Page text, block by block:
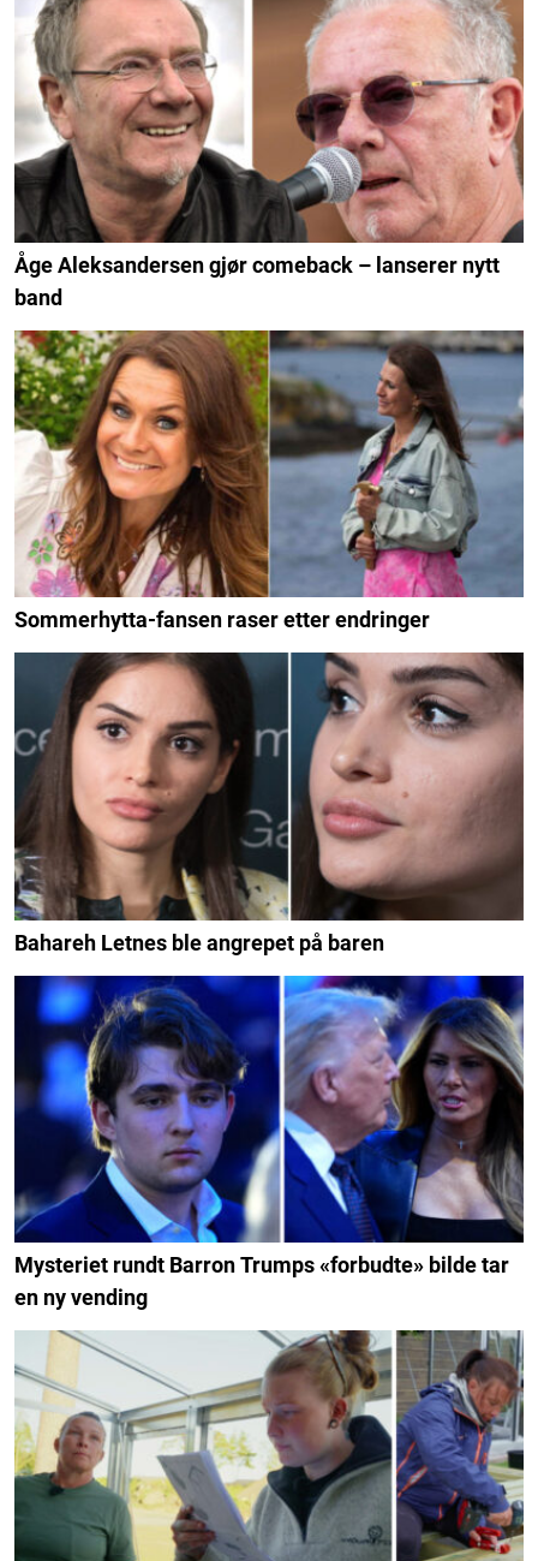
Åge Aleksandersen gjør comeback – lanserer nytt
band
Sommerhytta-fansen raser etter endringer
Bahareh Letnes ble angrepet på baren
Mysteriet rundt Barron Trumps «forbudte» bilde tar
en ny vending